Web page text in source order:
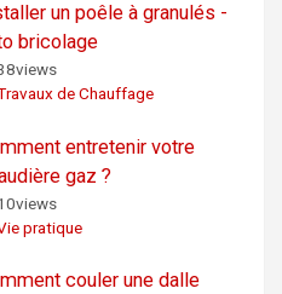
un poêle à granulés -
bricolage
views
de Chauffage
entretenir votre
gaz ?
views
pratique
couler une dalle